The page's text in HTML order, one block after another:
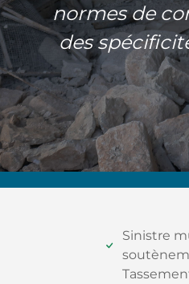
normes de
des
Sinistre